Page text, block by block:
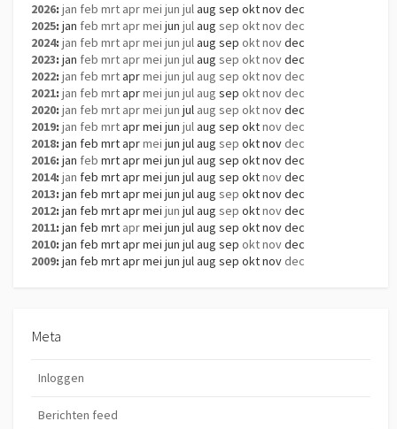
2026: jan feb mrt aprmei jun julaug sep oktnovdec
2025: jan feb mrt aprmei jun julaug sep oktnov dec
2024: jan feb mrt aprmei jun julaug sep oktnovdec
2023: jan feb mrt aprmei jun julaug sep oktnovdec
2022: jan feb mrtaprmei jun jul aug sep oktnov dec
2021: jan feb mrtaprmei jun jul aug sep oktnov dec
2020: jan feb mrt aprmei jun jul aug sep oktnovdec
2019: jan feb mrtaprmei jun julaug sep oktnov dec
2018: jan feb mrtaprmei jun julaug sep oktnov dec
2016: jan feb mrtaprmei jun julaug sep oktnovdec
2014: jan feb mrtaprmei jun julaug sep oktnovdec
2013: jan feb mrtaprmei jun julaug sep oktnovdec
2012: jan feb mrtaprmei jun julaug sep oktnovdec
2011: jan feb mrt aprmei jun julaug sep oktnovdec
2010: jan feb mrtaprmei jun julaug sep oktnovdec
2009: jan feb mrtaprmei jun julaug sep oktnov dec
Meta
Inloggen
Berichten feed